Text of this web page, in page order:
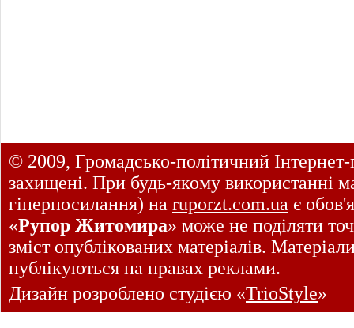
© 2009, Громадсько-політичний
захищені. При будь-якому використанні
гіперпосилання) на ruporzt.com.ua є
«Рупор Житомира» може не поділяти
зміст опублікованих матеріалів.
публікуються на правах реклами.
Дизайн розроблено студією «TrioStyle»